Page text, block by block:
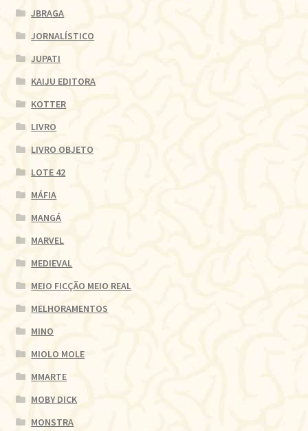
JBRAGA
JORNALÍSTICO
JUPATI
KAIJU EDITORA
KOTTER
LIVRO
LIVRO OBJETO
LOTE 42
MÁFIA
MANGÁ
MARVEL
MEDIEVAL
MEIO FICÇÃO MEIO REAL
MELHORAMENTOS
MINO
MIOLO MOLE
MMARTE
MOBY DICK
MONSTRA